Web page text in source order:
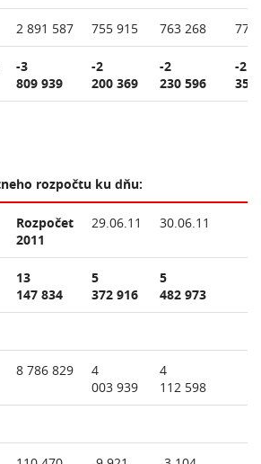
2 891 587 755 915 763 268 774
-3
809 939
-2
200 369
-2
230 596
-2
359
rozpočtu ku dňu:
Rozpočet
2011
29.06.11 30.06.11
13
147 834
5
372 916
5
482 973
8 786 829
4
003 939
4
112 598